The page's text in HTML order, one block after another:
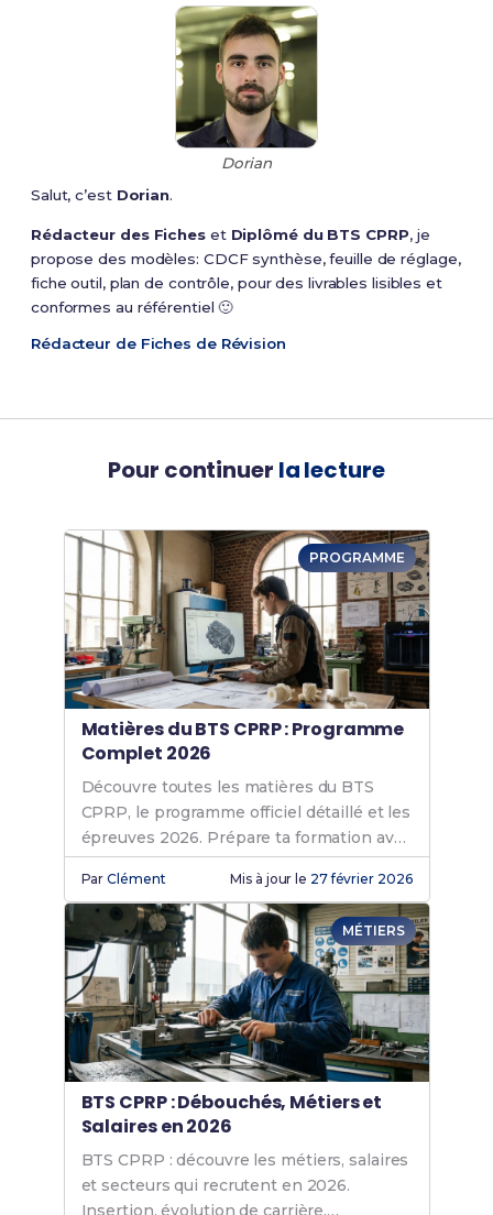
Dorian
Salut, c’est Dorian.
Rédacteur des Ficheset Diplômé du BTS CPRP, je
propose des modèles: CDCF synthèse, feuille de réglage,
fiche outil, plan de contrôle, pour des livrables lisibles et
conformes au référentiel 🙂
Rédacteur de Fiches de Révision
Pour continuer la lecture
PROGRAMME
Matières du BTS CPRP : Programme
Complet 2026
Découvre toutes les matières du BTS
CPRP, le programme officiel détaillé et les
épreuves 2026. Prépare ta formation avec
nos conseils et Fiches de Révision !
ParClément Mis à jour le 27 février 2026
MÉTIERS
BTS CPRP : Débouchés, Métiers et
Salaires en 2026
BTS CPRP : découvre les métiers, salaires
et secteurs qui recrutent en 2026.